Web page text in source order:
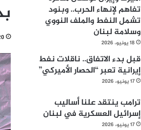
20
تفاهم لإنهاء الحرب.. وبنود
تشمل النفط والملف النووي
وسلامة لبنان
18 يونيو، 2026
قبل بدء الاتفاق.. ناقلات نفط
إيرانية تعبر “الحصار الأميركي”
17 يونيو، 2026
ترامب ينتقد علنا أساليب
إسرائيل العسكرية في لبنان
17 يونيو، 2026